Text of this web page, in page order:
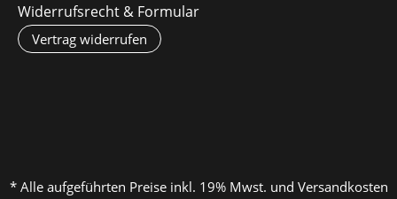
Widerrufsrecht & Formular
Vertrag widerrufen
* Alle aufgeführten Preise inkl. 19% Mwst. und Versandkosten